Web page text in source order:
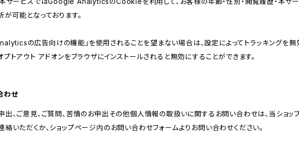
可能となっております。
の広告向けの機能」を使用されることを望まない場合は、設定によってトラッキングを
トアウト アドオンをブラウザにインストールされると無効にすることができます。
わせ
出、ご意見、ご質問、苦情のお申出その他個人情報の取扱いに関するお問い合わせは、当ショッ
絡いただくか、ショップページ内のお問い合わせフォームよりお問い合わせください。